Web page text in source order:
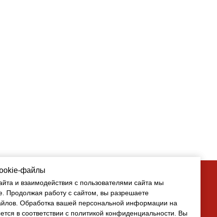
файлы
и взаимодействия с пользователями сайта мы
Продолжая работу с сайтом, вы разрешаете
. Обработка вашей персональной информации на
в соответствии с политикой конфиденциальности. Вы
файлы
и взаимодействия с пользователями сайта мы
Продолжая работу с сайтом, вы разрешаете
Обработка вашей персональной информации на
в соответствии с политикой конфиденциальности. Вы